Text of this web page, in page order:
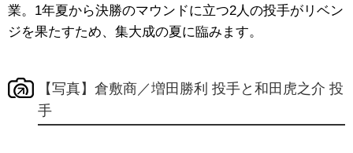
業。1年夏から決勝のマウンドに立つ2人の投手がリベン
ジを果たすため、集大成の夏に臨みます。
【写真】倉敷商／増田勝利 投手と和田虎之介 投
手